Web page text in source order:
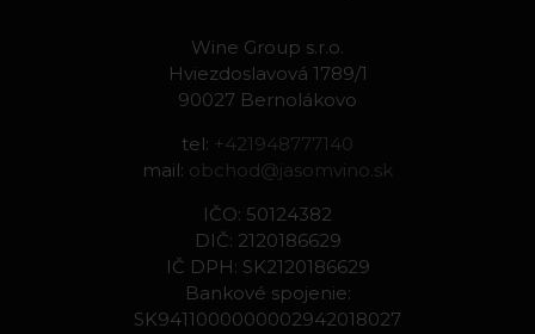
Wine Group s.r.o.
Hviezdoslavová 1789/1
90027 Bernolákovo
tel: +421948777140
mail: obchod@jasomvino.sk
IČO: 50124382
DIČ: 2120186629
IČ DPH: SK2120186629
Bankové spojenie:
SK9411000000002942018027